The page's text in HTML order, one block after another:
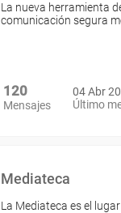
La nueva herramienta
comunicación segura
120
Mensajes
04 Abr
Último
Mediateca
La Mediateca es el